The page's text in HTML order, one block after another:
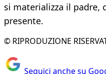
si materializza il padre,
presente.
© RIPRODUZIONE
Seguici anche su